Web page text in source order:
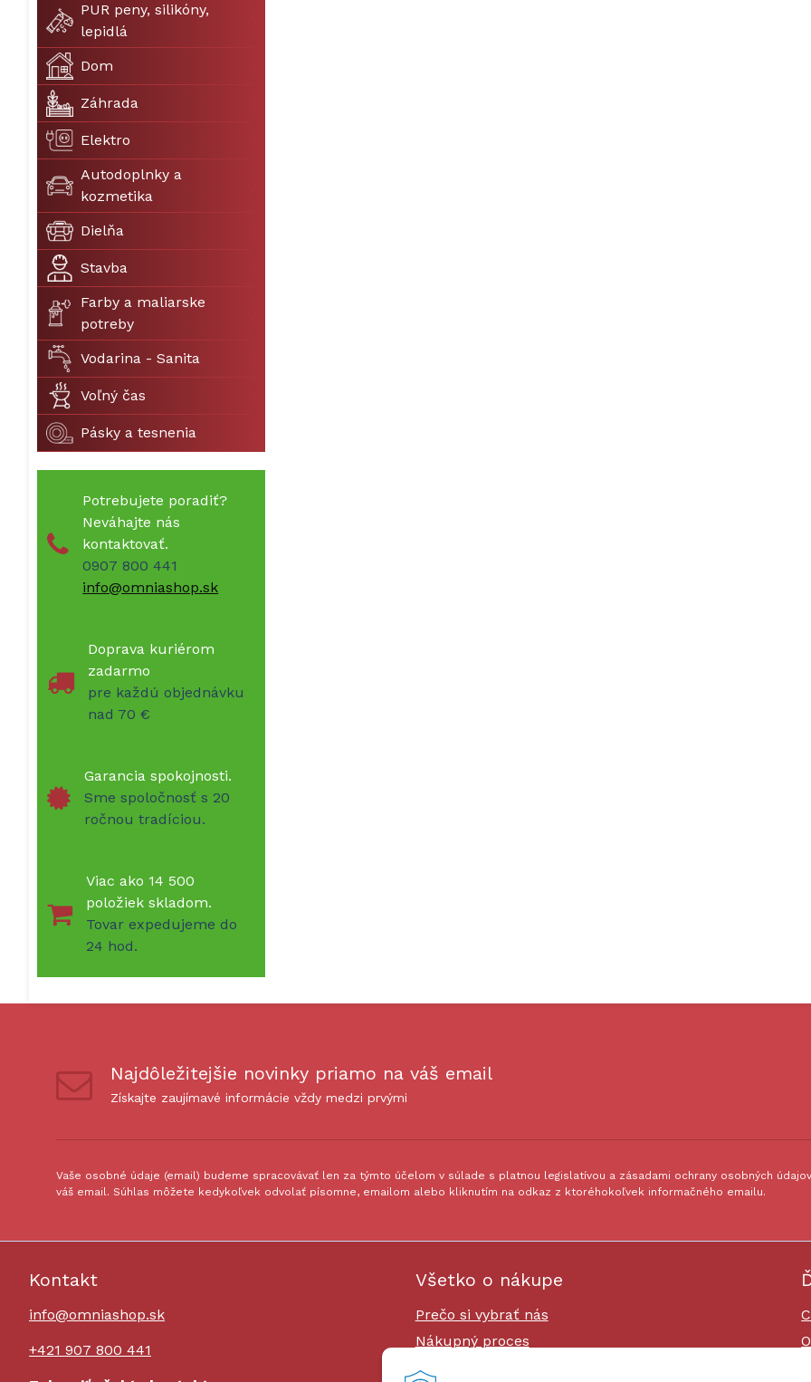
PUR peny, silikóny,
lepidlá
Dom
Záhrada
Elektro
Autodoplnky a
kozmetika
Dielňa
Stavba
Farby a maliarske
potreby
Vodarina - Sanita
Voľný čas
Pásky a tesnenia
Potrebujete poradiť?
Neváhajte nás
kontaktovať.
0907 800 441
info@omniashop.sk
Doprava kuriérom
zadarmo
pre každú objednávku
nad 70 €
Garancia spokojnosti.
Sme spoločnosť s 20
ročnou tradíciou.
Viac ako 14 500
položiek skladom.
Tovar expedujeme do
24 hod.
Najdôležitejšie novinky priamo na váš email
Získajte zaujímavé informácie vždy medzi prvými
Vaše osobné údaje (email) budeme spracovávať len za týmto účelom v súlade s platnou legislatívou a zásadami ochrany osobných
váš email. Súhlas môžete kedykoľvek odvolať písomne, emailom alebo kliknutím na odkaz z ktoréhokoľvek informačného emailu.
Kontakt
info@omniashop.sk
+421 907 800 441
Všetko o nákupe
Prečo si vybrať nás
Nákupný proces
Platby a doprava